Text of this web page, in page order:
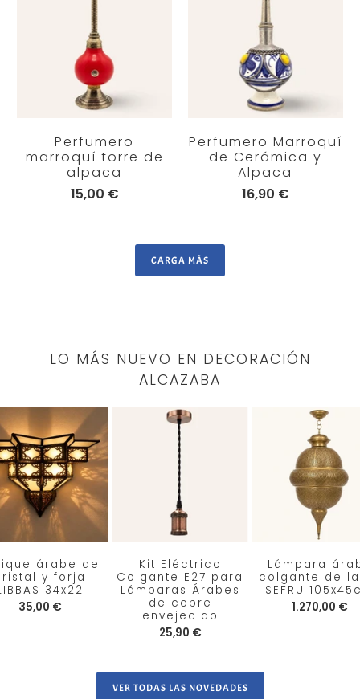
Perfumero
marroquí torre de
alpaca
15,00 €
Perfumero Marroquí
de Cerámica y
Alpaca
16,90 €
CARGA MÁS
LO MÁS NUEVO EN DECORACIÓN
ALCAZABA
árabe de
y forja
34x22
35,00 €
Kit Eléctrico
Colgante E27 para
Lámparas Árabes
de cobre
envejecido
25,90 €
Lámpara
colgante de
SEFRU
1.270,00 €
VER TODAS LAS NOVEDADES